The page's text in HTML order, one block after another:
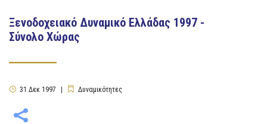
Ξενοδοχειακό Δυναμικό Ελλάδας 1997 -
Σύνολο Χώρας
31 Δεκ 1997 Δυναμικότητες